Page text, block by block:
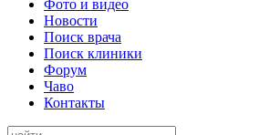
Фото и видео
Новости
Поиск врача
Поиск клиники
Форум
Чаво
Контакты